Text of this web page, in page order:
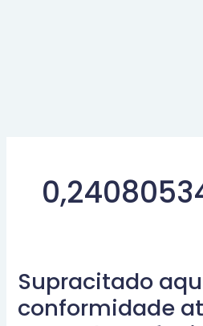
Supracitado
conformidade
Supracitado
aquele
e